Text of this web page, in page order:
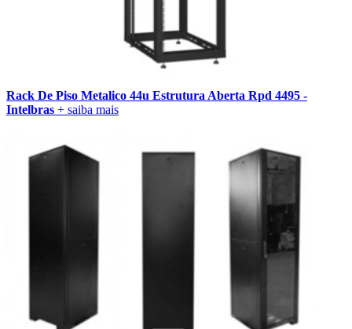
Rack De Piso Metalico 44u Estrutura Aberta Rpd 4495 -
Intelbras + saiba mais